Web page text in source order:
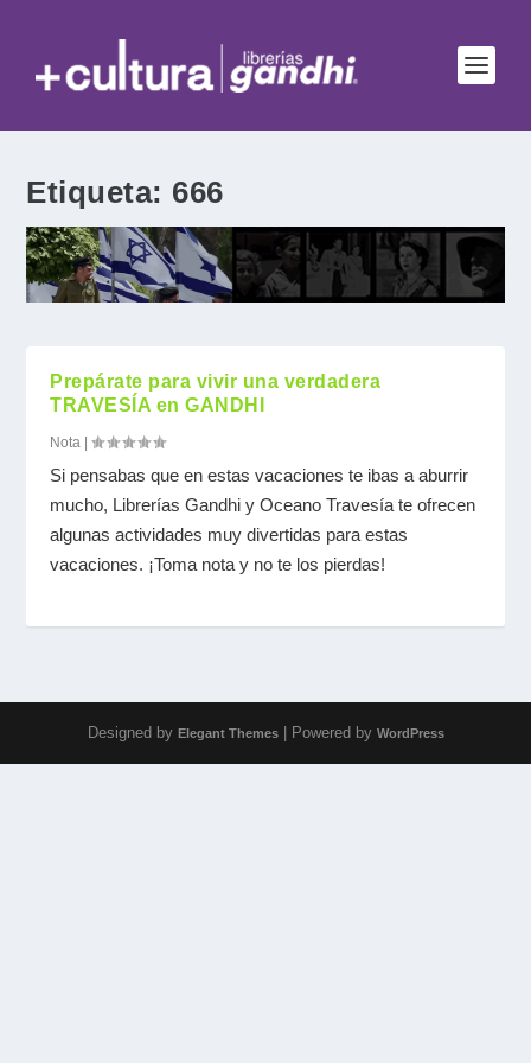
Etiqueta: 666
Prepárate para vivir una verdadera
TRAVESÍA en GANDHI
Nota |
Si pensabas que en estas vacaciones te ibas a aburrir
mucho, Librerías Gandhi y Oceano Travesía te ofrecen
algunas actividades muy divertidas para estas
vacaciones. ¡Toma nota y no te los pierdas!
Designed by Elegant Themes| Powered by WordPress